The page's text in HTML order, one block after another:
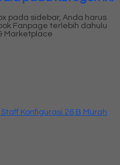
pada sidebar, Anda harus
Fanpage terlebih dahulu
Marketplace